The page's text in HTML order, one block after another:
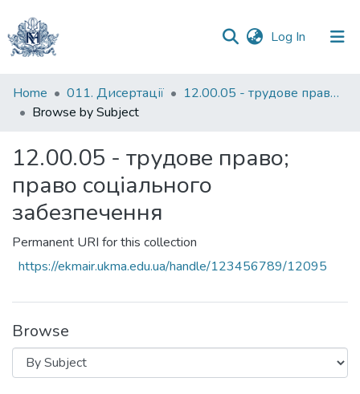
Log In (current)
Communities
&
All of DSpace
Home 011. Дисертації
12.00.05 - трудове право; право соціального забезпечення
Browse by Subject
12.00.05 - трудове право;
право соціального
забезпечення
Permanent URI for this collection
https://ekmair.ukma.edu.ua/handle/123456789/12095
Browse